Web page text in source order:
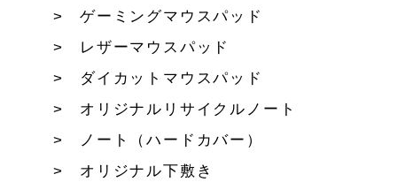
ゲーミングマウスパッド
レザーマウスパッド
ダイカットマウスパッド
オリジナルリサイクルノート
ノート（ハードカバー）
オリジナル下敷き